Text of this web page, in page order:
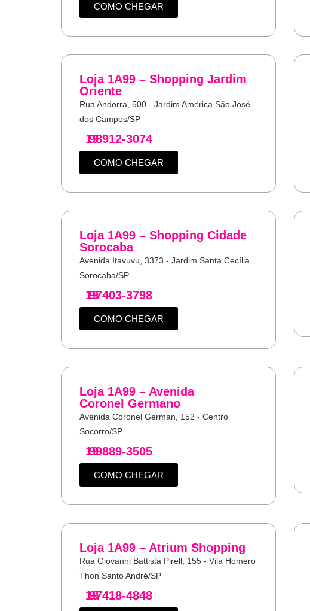
COMO CHEGAR
Loja 1A99 – Shopping Jardim
Oriente
Rua Andorra, 500 - Jardim América São José
dos Campos/SP
19
98912-3074
COMO CHEGAR
Loja 1A99 – Shopping Cidade
Sorocaba
Avenida Itavuvu, 3373 - Jardim Santa Cecília
Sorocaba/SP
19
97403-3798
COMO CHEGAR
Loja 1A99 – Avenida
Coronel Germano
Avenida Coronel German, 152 - Centro
Socorro/SP
19
99889-3505
COMO CHEGAR
Loja 1A99 – Atrium Shopping
Rua Giovanni Battista Pirell, 155 - Vila Homero
Thon Santo André/SP
19
97418-4848